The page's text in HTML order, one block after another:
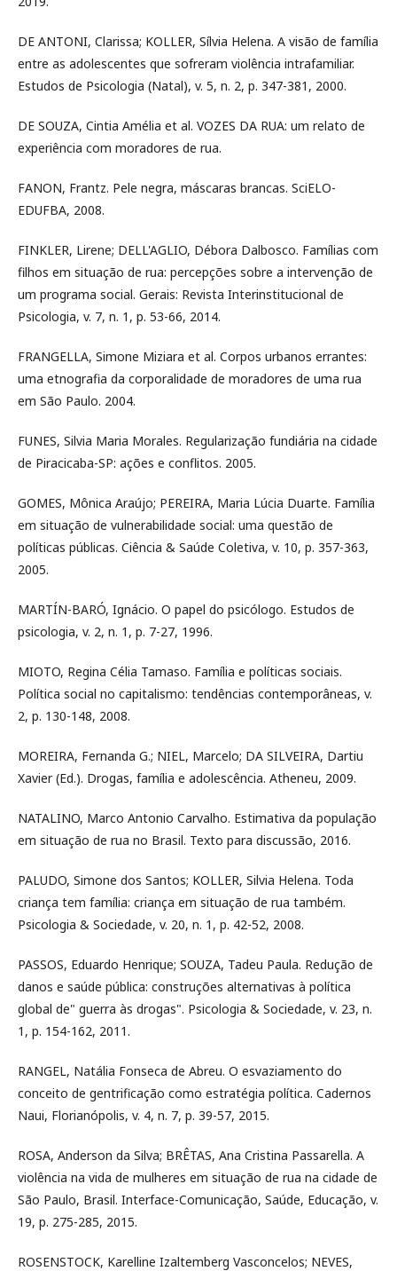
DE ANTONI, Clarissa; KOLLER, Sílvia Helena. A visão de família
entre as adolescentes que sofreram violência intrafamiliar.
Estudos de Psicologia (Natal), v. 5, n. 2, p. 347-381, 2000.
DE SOUZA, Cintia Amélia et al. VOZES DA RUA: um relato de
experiência com moradores de rua.
FANON, Frantz. Pele negra, máscaras brancas. SciELO-
EDUFBA, 2008.
FINKLER, Lirene; DELL'AGLIO, Débora Dalbosco. Famílias com
filhos em situação de rua: percepções sobre a intervenção de
um programa social. Gerais: Revista Interinstitucional de
Psicologia, v. 7, n. 1, p. 53-66, 2014.
FRANGELLA, Simone Miziara et al. Corpos urbanos errantes:
uma etnografia da corporalidade de moradores de uma rua
em São Paulo. 2004.
FUNES, Silvia Maria Morales. Regularização fundiária na cidade
de Piracicaba-SP: ações e conflitos. 2005.
GOMES, Mônica Araújo; PEREIRA, Maria Lúcia Duarte. Família
em situação de vulnerabilidade social: uma questão de
políticas públicas. Ciência & Saúde Coletiva, v. 10, p. 357-363,
2005.
MARTÍN-BARÓ, Ignácio. O papel do psicólogo. Estudos de
psicologia, v. 2, n. 1, p. 7-27, 1996.
MIOTO, Regina Célia Tamaso. Família e políticas sociais.
Política social no capitalismo: tendências contemporâneas, v.
2, p. 130-148, 2008.
MOREIRA, Fernanda G.; NIEL, Marcelo; DA SILVEIRA, Dartiu
Xavier (Ed.). Drogas, família e adolescência. Atheneu, 2009.
NATALINO, Marco Antonio Carvalho. Estimativa da população
em situação de rua no Brasil. Texto para discussão, 2016.
PALUDO, Simone dos Santos; KOLLER, Silvia Helena. Toda
criança tem família: criança em situação de rua também.
Psicologia & Sociedade, v. 20, n. 1, p. 42-52, 2008.
PASSOS, Eduardo Henrique; SOUZA, Tadeu Paula. Redução de
danos e saúde pública: construções alternativas à política
global de" guerra às drogas". Psicologia & Sociedade, v. 23, n.
1, p. 154-162, 2011.
RANGEL, Natália Fonseca de Abreu. O esvaziamento do
conceito de gentrificação como estratégia política. Cadernos
Naui, Florianópolis, v. 4, n. 7, p. 39-57, 2015.
ROSA, Anderson da Silva; BRÊTAS, Ana Cristina Passarella. A
violência na vida de mulheres em situação de rua na cidade de
São Paulo, Brasil. Interface-Comunicação, Saúde, Educação, v.
19, p. 275-285, 2015.
ROSENSTOCK, Karelline Izaltemberg Vasconcelos; NEVES,